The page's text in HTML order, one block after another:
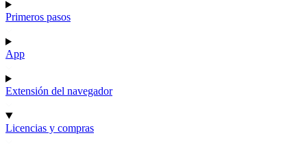
Primeros pasos
App
Extensión del navegador
Licencias y compras